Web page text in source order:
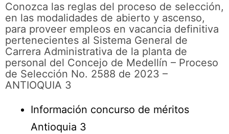
Conozca las reglas del proceso de selección,
en las modalidades de abierto y ascenso,
para proveer empleos en vacancia definitiva
pertenecientes al Sistema General de
Carrera Administrativa de la planta de
personal del Concejo de Medellín – Proceso
de Selección No. 2588 de 2023 –
ANTIOQUIA 3
Información concurso de méritos
Antioquia 3